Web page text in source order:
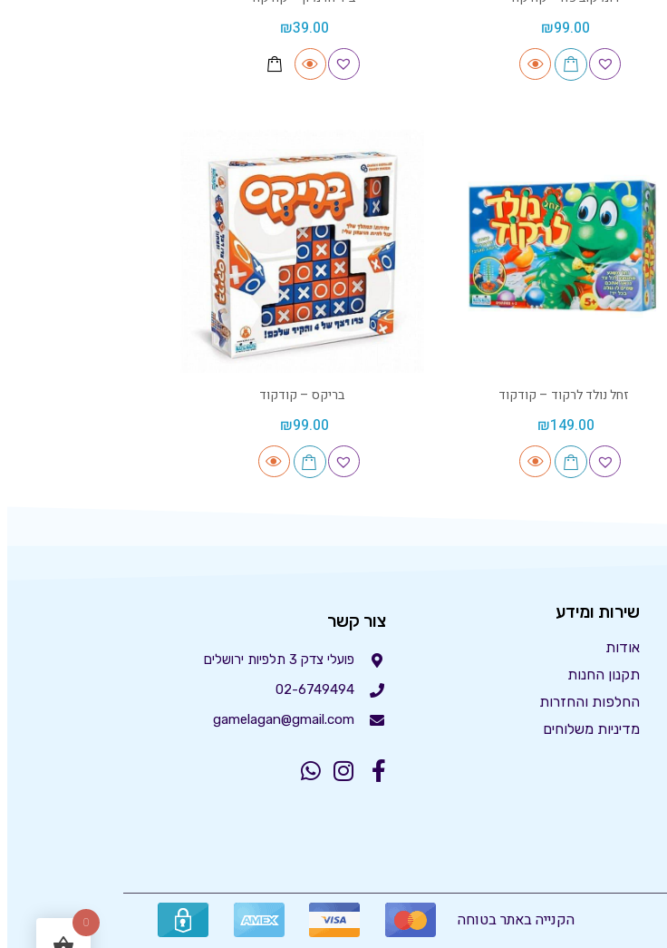
₪99.00
₪39.00
זחל נולד לרקוד – קודקוד
₪149.00
בריקס – קודקוד
₪99.00
שירות ומידע
אודות
תקנון החנות
החלפות והחזרות
מדיניות משלוחים
צור קשר
פועלי צדק 3 תלפיות ירושלים
02-6749494
gamelagan@gmail.com
הקנייה באתר בטוחה 0